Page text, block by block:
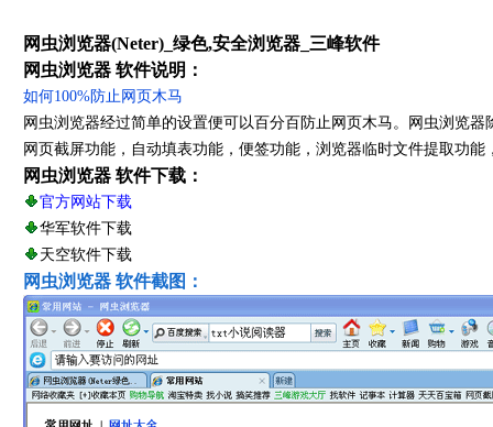
网虫浏览器(Neter)_绿色,安全浏览器_三峰软件
网虫浏览器 软件说明：
如何100%防止网页木马
网虫浏览器经过简单的设置便可以百分百防止网页木马。网虫浏览
网页截屏功能，自动填表功能，便签功能，浏览器临时文件提取功
网虫浏览器 软件下载：
官方网站下载
华军软件下载
天空软件下载
网虫浏览器 软件截图：